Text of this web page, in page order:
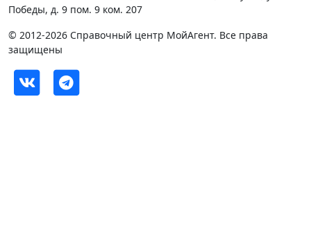
Победы, д. 9 пом. 9 ком. 207
© 2012-2026 Справочный центр МойАгент. Все права
защищены